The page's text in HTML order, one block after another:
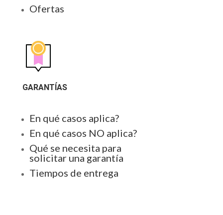
Ofertas
GARANTÍAS
En qué casos aplica?
En qué casos NO aplica?
Qué se necesita para
solicitar una garantía
Tiempos de entrega